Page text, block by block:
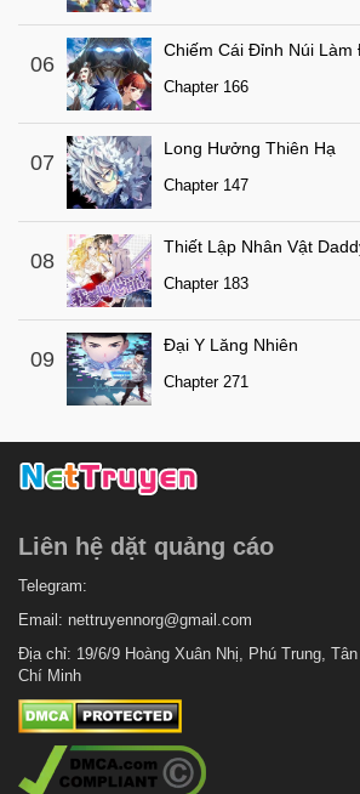
Chapter 5 6 tháng
Chapter 4
Chapter 3
Chapter 2 8 tháng trước
Chapter 1
06
Chiếm Cái Đỉnh Núi Làm
Chapter 166
07
Long Hưởng Thiên Hạ
Chapter 147
08
Thiết Lập Nhân Vật
Chapter 183
09
Đại Y Lăng Nhiên
Chapter 271
Liên hệ dặt quảng cáo
Telegram:
Email: nettruyennorg@gmail.com
Địa chỉ: 19/6/9 Hoàng Xuân Nhị, Phú Trung,
Chí Minh